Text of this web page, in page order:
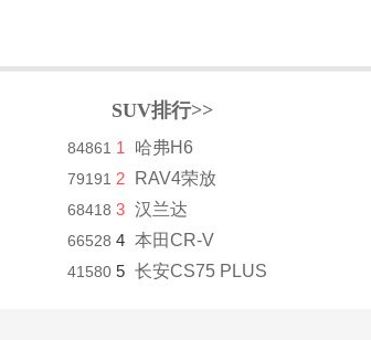
84861
79191
68418
66528
41580
SUV排行>>
1 哈弗H6
2 RAV4荣放
3 汉兰达
4 本田CR-V
5 长安CS75 PLUS